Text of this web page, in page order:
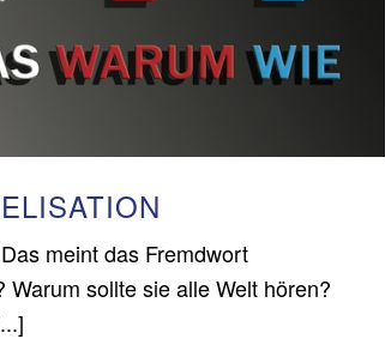
meint das Fremdwort
Warum sollte sie alle Welt hören?